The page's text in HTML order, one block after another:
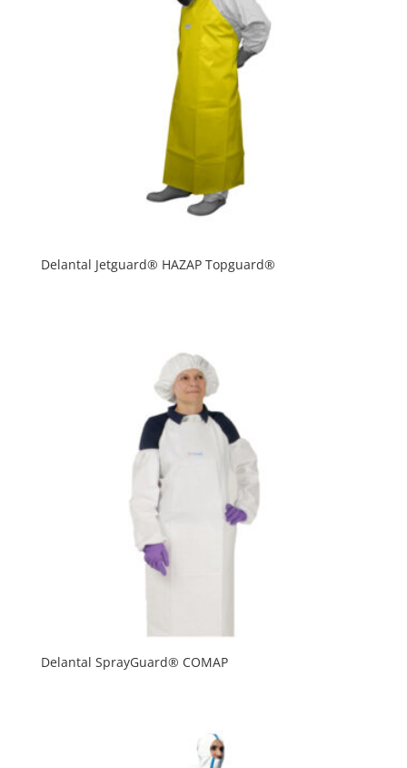
Delantal Jetguard® HAZAP Topguard®
Delantal SprayGuard® COMAP